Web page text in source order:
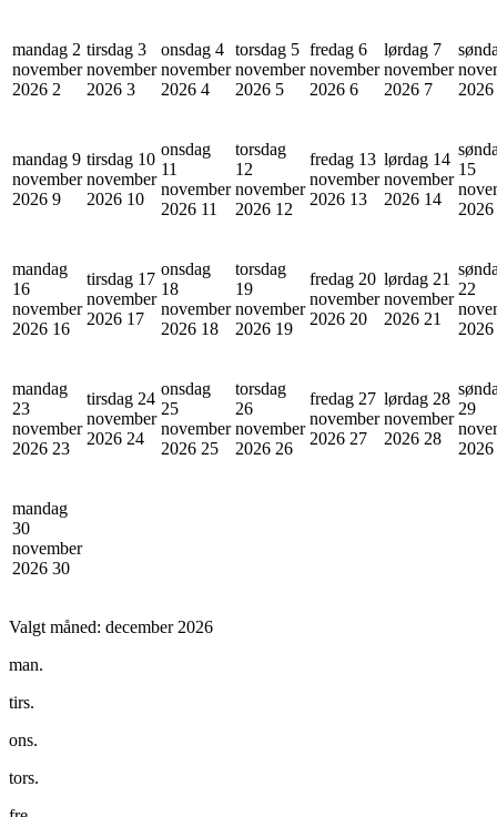
mandag 2
november
2026 2
tirsdag 3
november
2026 3
onsdag 4
november
2026 4
torsdag 5
november
2026 5
fredag 6
november
2026 6
lørdag 7
november
2026 7
2026
mandag 9
november
2026 9
tirsdag 10
november
2026 10
onsdag
11
november
2026 11
torsdag
12
november
2026 12
fredag 13
november
2026 13
lørdag 14
november
2026 14
15
2026
mandag
16
november
2026 16
tirsdag 17
november
2026 17
onsdag
18
november
2026 18
torsdag
19
november
2026 19
fredag 20
november
2026 20
lørdag 21
november
2026 21
22
2026
mandag
23
november
2026 23
tirsdag 24
november
2026 24
onsdag
25
november
2026 25
torsdag
26
november
2026 26
fredag 27
november
2026 27
lørdag 28
november
2026 28
29
2026
mandag
30
november
2026 30
Valgt måned: december 2026
man.
tirs.
ons.
tors.